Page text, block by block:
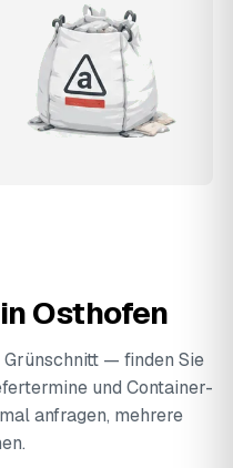
Osthofen
— finden Sie
und Container-
anfragen, mehrere